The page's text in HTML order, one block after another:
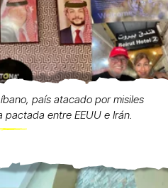
país atacado por misiles
entre EEUU e Irán.